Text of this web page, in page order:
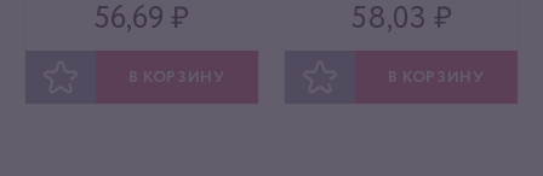
56,69 ₽
В КОРЗИНУ
58,03 ₽
В КОРЗИНУ